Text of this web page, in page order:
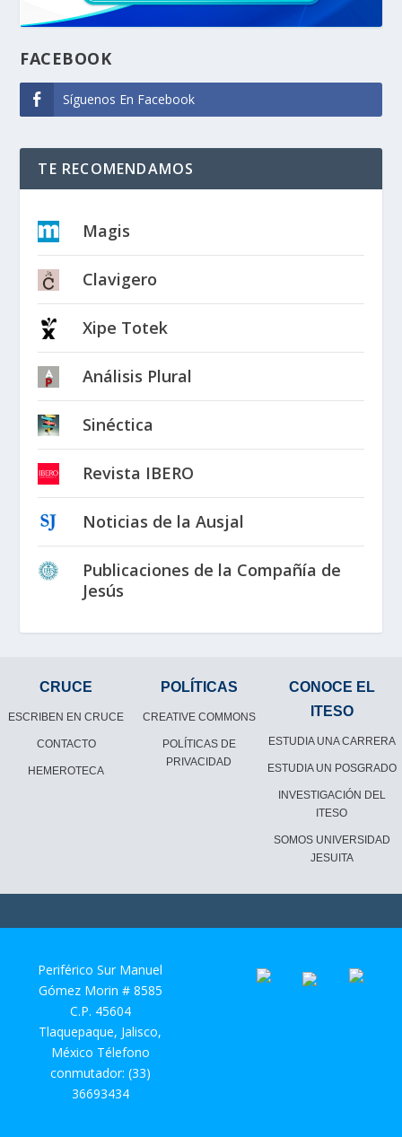
FACEBOOK
Síguenos En Facebook
TE RECOMENDAMOS
Magis
Clavigero
Xipe Totek
Análisis Plural
Sinéctica
Revista IBERO
Noticias de la Ausjal
Publicaciones de la Compañía de
Jesús
CRUCE
ESCRIBEN EN CRUCE
CONTACTO
HEMEROTECA
POLÍTICAS
CREATIVE COMMONS
POLÍTICAS DE
PRIVACIDAD
CONOCE EL
ITESO
ESTUDIA UNA CARRERA
ESTUDIA UN POSGRADO
INVESTIGACIÓN DEL
ITESO
SOMOS UNIVERSIDAD
JESUITA
Periférico Sur Manuel
Gómez Morin # 8585
C.P. 45604
Tlaquepaque, Jalisco,
México Télefono
conmutador: (33)
36693434